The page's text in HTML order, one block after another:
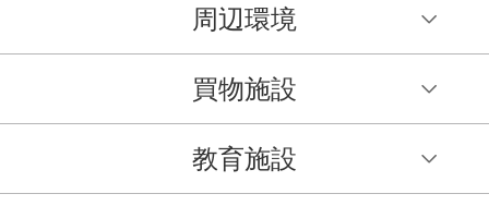
周辺環境
買物施設
教育施設